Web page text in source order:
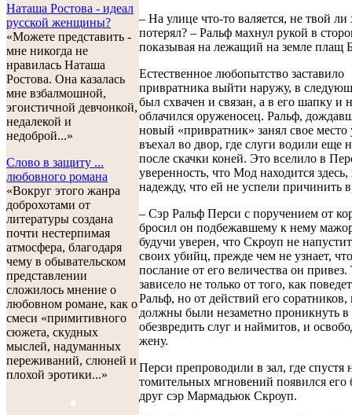
Наташа Ростова - идеал
русской женщины?
«Можете представить -
мне никогда не
нравилась Наташа
Ростова. Она казалась
мне взбалмошной,
эгоистичной девчонкой,
недалекой и
недоброй...»
Слово в защиту ...
любовного романа
«Вокруг этого жанра
доброхотами от
литературы создана
почти нестерпимая
атмосфера, благодаря
чему в обывательском
представлении
сложилось мнение о
любовном романе, как о
смеси «примитивного
сюжета, скудных
мыслей, надуманных
переживаний, слюней и
плохой эротики...»
– На улице что-то валяется, не твой ли
потерял? – Ральф махнул рукой в
показывая на лежащий на земле плащ
Естественное любопытство заставило
привратника выйти наружу, в
был схвачен и связан, а в его шапку и
облачился оруженосец. Ральф,
новый «привратник» занял свое место
въехал во двор, где слуги водили еще
после скачки коней. Это вселило в
уверенность, что Мод находится здесь,
надежду, что ей не успели причинить
– Сэр Ральф Перси с поручением от
бросил он подбежавшему к нему
будучи уверен, что Скроуп не
своих убийц, прежде чем не узнает,
послание от его величества он привез.
зависело не только от того, как
Ральф, но от действий его соратников,
должны были незаметно проникнуть в
обезвредить слуг и наймитов, и
жену.
Перси препроводили в зал, где спустя
томительных мгновений появился
друг сэр Мармадьюк Скроуп.